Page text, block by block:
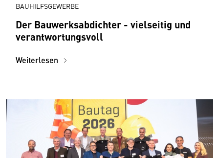
BAUHILFSGEWERBE
Der Bauwerksabdichter - vielseitig und
verantwortungsvoll
Weiterlesen